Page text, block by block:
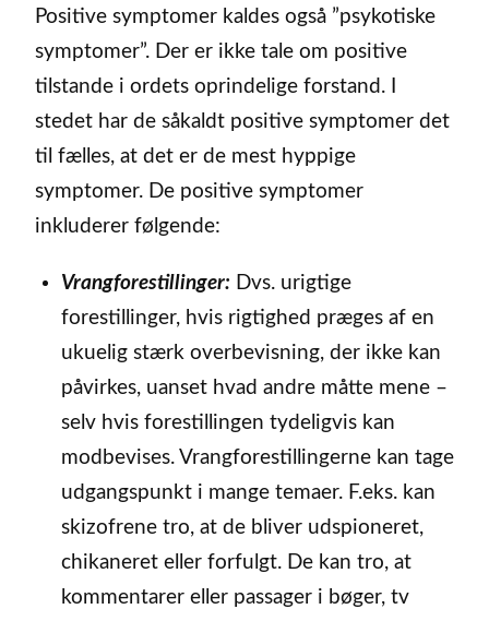
Positive symptomer kaldes også ”psykotiske
symptomer”. Der er ikke tale om positive
tilstande i ordets oprindelige forstand. I
stedet har de såkaldt positive symptomer det
til fælles, at det er de mest hyppige
symptomer. De positive symptomer
inkluderer følgende:
Vrangforestillinger: Dvs. urigtige
forestillinger, hvis rigtighed præges af en
ukuelig stærk overbevisning, der ikke kan
påvirkes, uanset hvad andre måtte mene –
selv hvis forestillingen tydeligvis kan
modbevises. Vrangforestillingerne kan tage
udgangspunkt i mange temaer. F.eks. kan
skizofrene tro, at de bliver udspioneret,
chikaneret eller forfulgt. De kan tro, at
kommentarer eller passager i bøger, tv